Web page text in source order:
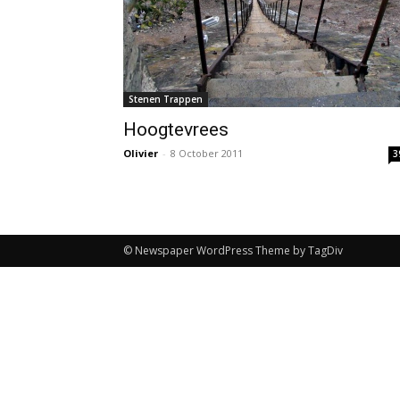
Stenen Trappen
Hoogtevrees
Olivier - 8 October 2011
© Newspaper WordPress Theme by TagDiv